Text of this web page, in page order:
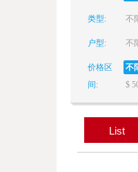
类型: 不
户型: 不
价格区
间:
不
$
List